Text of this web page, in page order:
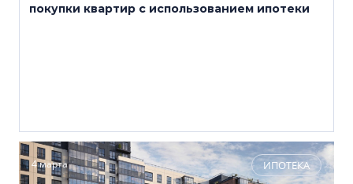
покупки квартир с использованием ипотеки
4 марта ИПОТЕКА